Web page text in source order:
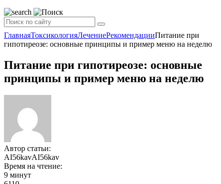
ГлавнаяТоксикологияЛечениеРекомендацииПитание при
гипотиреозе: основные принципы и пример меню на неделю
Питание при гипотиреозе: основные
принципы и пример меню на неделю
Автор статьи:
AI56kavAI56kav
Время на чтение:
9 минут